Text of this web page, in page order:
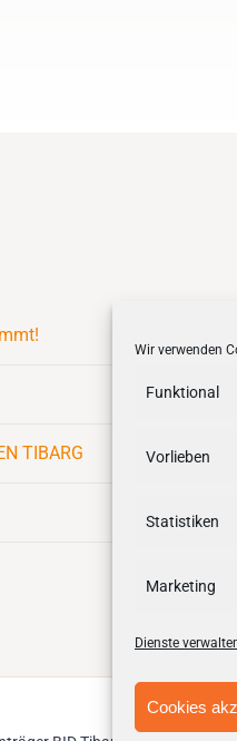
Wir verwenden
Funktional
Vorlieben
Statistiken
Marketing
Dienste
Cookies
TIBARG